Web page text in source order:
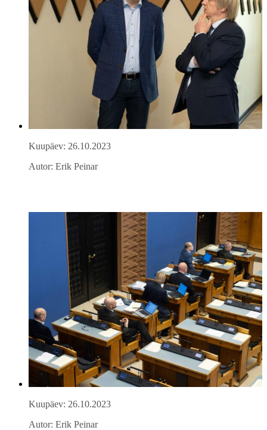
Kuupäev: 26.10.2023
Autor: Erik Peinar
Kuupäev: 26.10.2023
Autor: Erik Peinar